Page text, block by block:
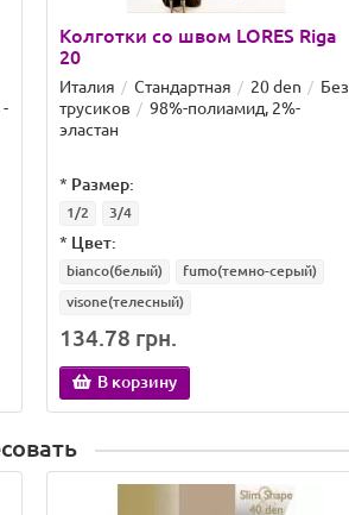
-
Колготки со швом LORES Riga
20
Италия Стандартная 20 den
Без
трусиков
98%-полиамид, 2%-
эластан
* Размер:
1/2 3/4
* Цвет:
bianco(белый)
fumo(темно-серый)
visone(телесный)
134.78 грн.
В корзину